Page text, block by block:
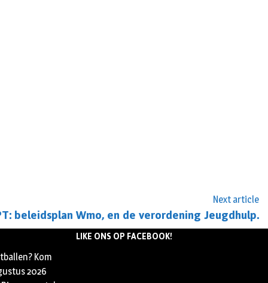
Next article
beleidsplan Wmo, en de verordening Jeugdhulp.
Kom
2026
LIKE ONS OP FACEBOOK!